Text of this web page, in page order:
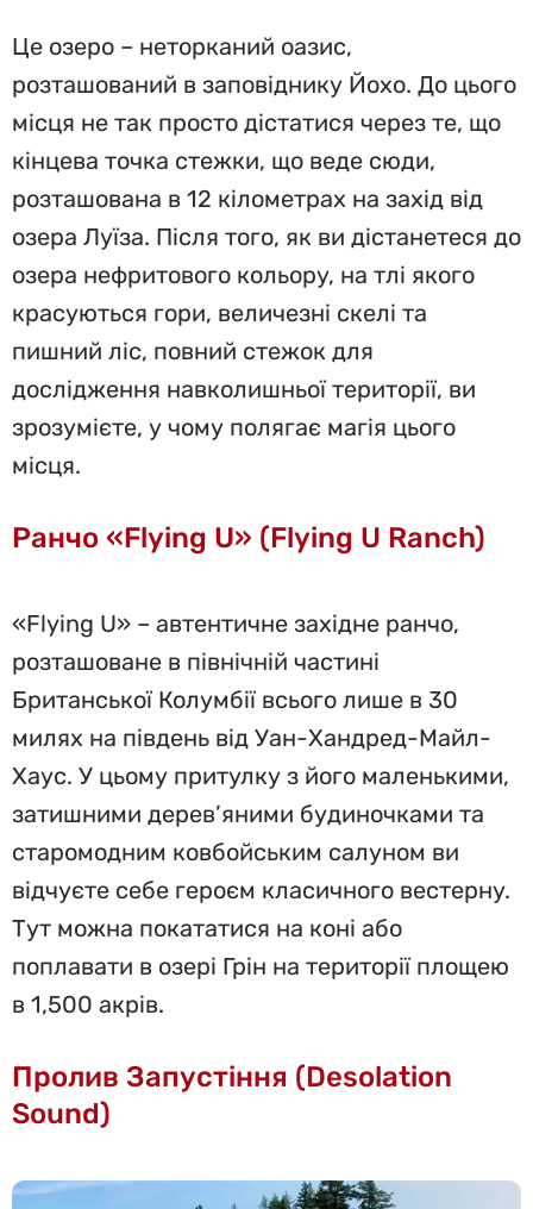
Це озеро – неторканий оазис,
розташований в заповіднику Йохо. До цього
місця не так просто дістатися через те, що
кінцева точка стежки, що веде сюди,
розташована в 12 кілометрах на захід від
озера Луїза. Після того, як ви дістанетеся до
озера нефритового кольору, на тлі якого
красуються гори, величезні скелі та
пишний ліс, повний стежок для
дослідження навколишньої території, ви
зрозумієте, у чому полягає магія цього
місця.
Ранчо «Flying U» (Flying U Ranch)
«Flying U» – автентичне західне ранчо,
розташоване в північній частині
Британської Колумбії всього лише в 30
милях на південь від Уан-Хандред-Майл-
Хаус. У цьому притулку з його маленькими,
затишними дерев’яними будиночками та
старомодним ковбойським салуном ви
відчуєте себе героєм класичного вестерну.
Тут можна покататися на коні або
поплавати в озері Грін на території площею
в 1,500 акрів.
Пролив Запустіння (Desolation
Sound)